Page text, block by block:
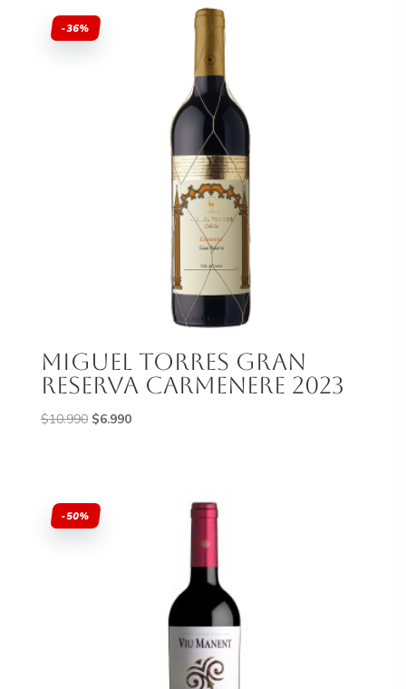
-36%
Miguel Torres Gran
Reserva Carmenere 2023
$10.990 El
$10.990.
$6.990El
-50%